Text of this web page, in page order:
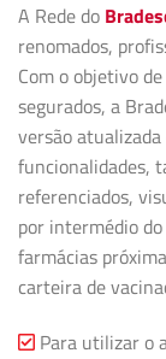
A Rede do
renomados,
Com o objetivo
segurados, a
versão
funcionalidades,
referenciados,
por intermédio
farmácias
carteira de
Para utilizar o